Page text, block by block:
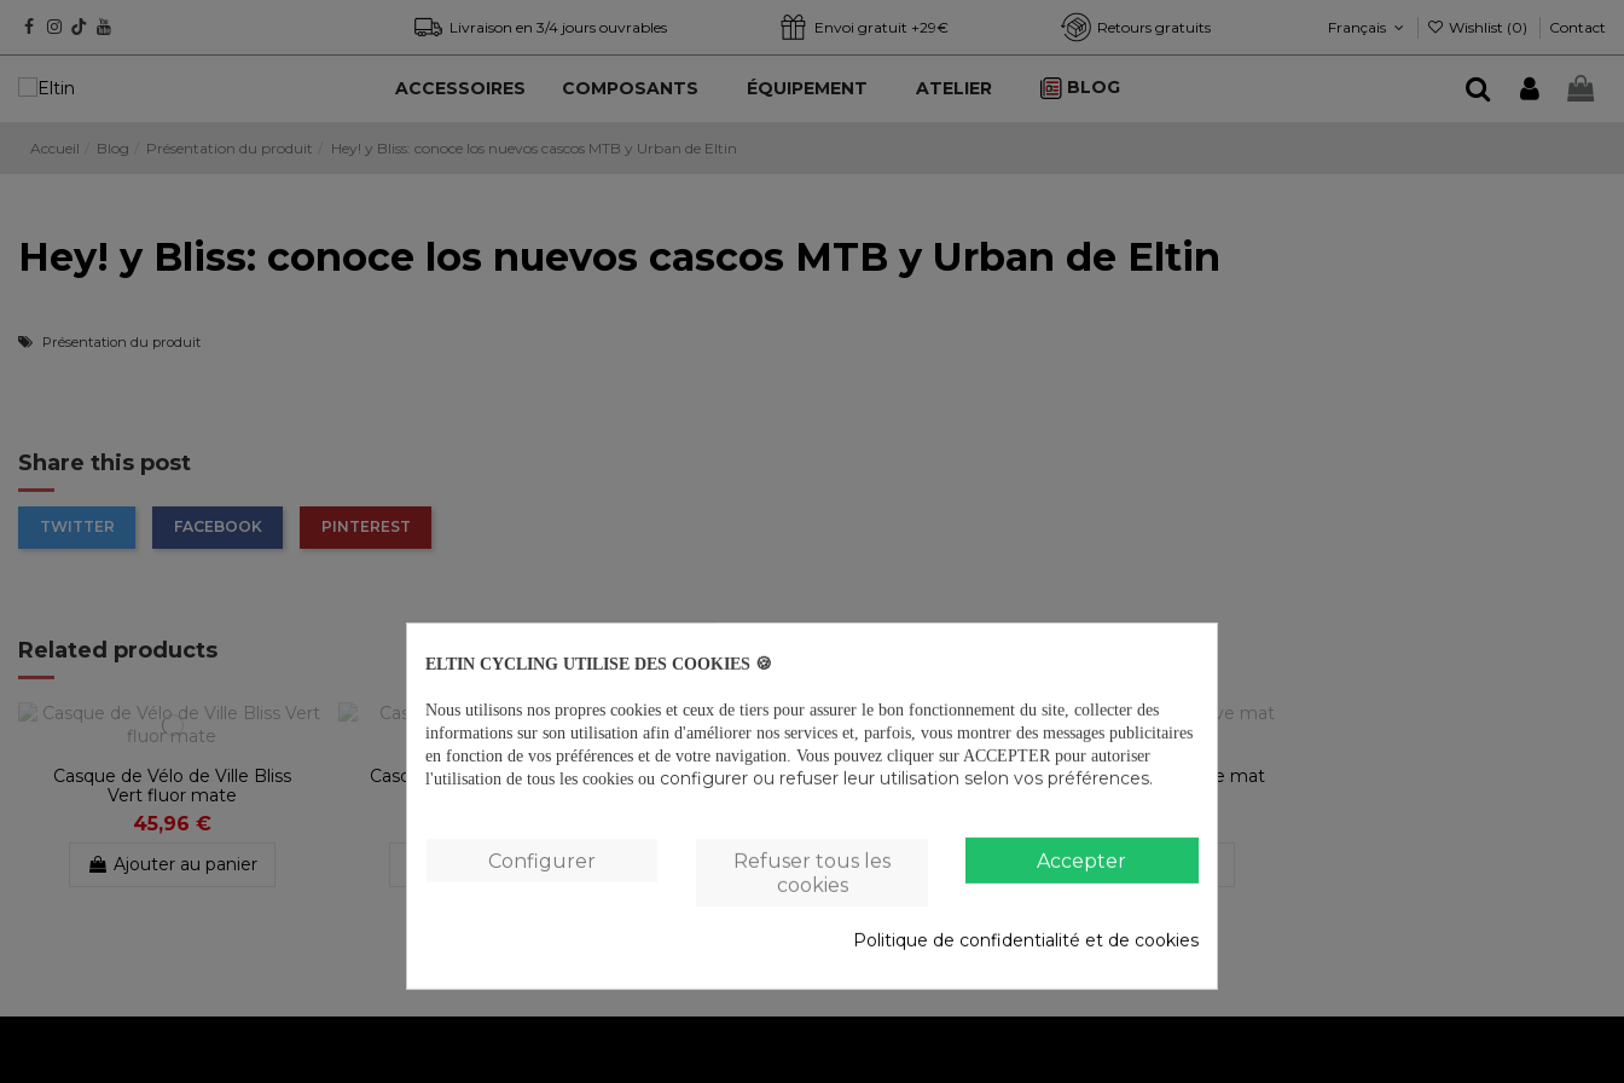
Livraison en 3/4 jours ouvrables Envoi gratuit +29€ Retours gratuits Français Wishlist (0) Contact
ACCESSOIRES COMPOSANTS ÉQUIPEMENT ATELIER BLOG
Accueil Blog Présentation du produit Hey! y Bliss: conoce los nuevos cascos MTB y Urban de Eltin
Hey! y Bliss: conoce los nuevos cascos MTB y Urban de Eltin
Présentation du produit
Share this post
TWITTER FACEBOOK PINTEREST
Related products
Casque de Vélo de Ville Bliss
Vert fluor mate
45,96 €
Ajouter au panier
Casque VTT Hey! Noir mat et
Ajouter au panier
Casque VTT Hey! Noir mat et
Ajouter au panier
Casque VTT Hey! Vert olive mat
Ajouter au panier
ELTIN CYCLING UTILISE DES COOKIES 🍪
Nous utilisons nos propres cookies et ceux de tiers pour assurer le bon fonctionnement du site, collecter des
informations sur son utilisation afin d'améliorer nos services et, parfois, vous montrer des messages publicitaires
en fonction de vos préférences et de votre navigation. Vous pouvez cliquer sur ACCEPTER pour autoriser
l'utilisation de tous les cookies ou configurer ou refuser leur utilisation selon vos préférences.
Accepter
Refuser tous les
cookies
Configurer
Politique de confidentialité et de cookies